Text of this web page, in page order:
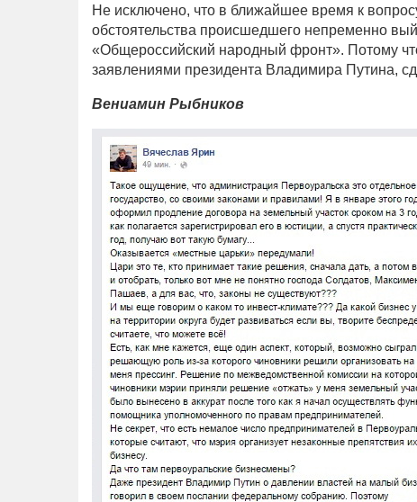
Не исключено, что в ближайшее время к
обстоятельства происшедшего непременно
«Общероссийский народный фронт». Потому
заявлениями президента Владимира Путина,
Вениамин Рыбников